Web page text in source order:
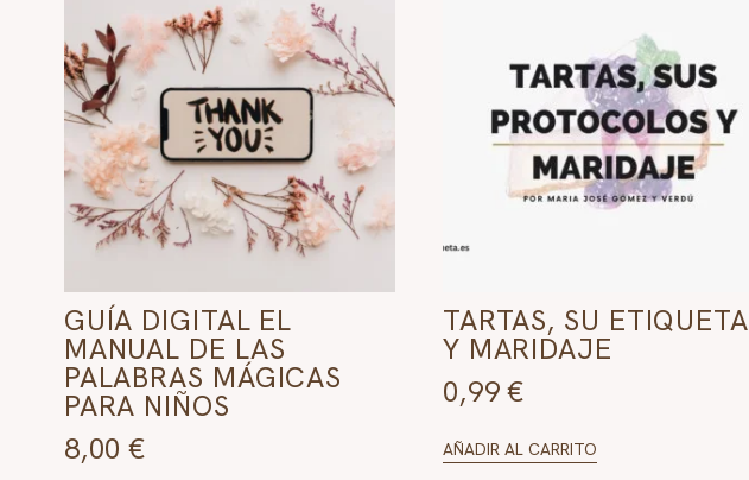
GUÍA DIGITAL EL
MANUAL DE LAS
PALABRAS MÁGICAS
PARA NIÑOS
8,00€
TARTAS, SU ETIQUETA
Y MARIDAJE
0,99€
AÑADIR AL CARRITO